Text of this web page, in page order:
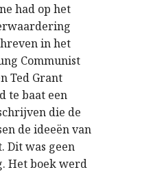
had op het
in het
Communist
Ted Grant
te baat een
die de
de ideeën van
Dit was geen
Het boek werd